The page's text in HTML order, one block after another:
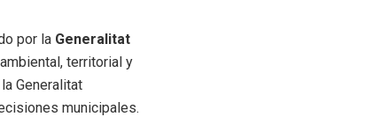
por la Generalitat
territorial y
Generalitat
municipales.